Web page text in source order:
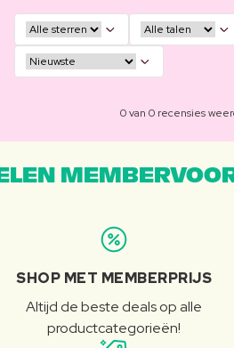
0 van 0 recensies
SHOP MET MEMBERPRIJS
Altijd de beste deals op alle
productcategorieën!